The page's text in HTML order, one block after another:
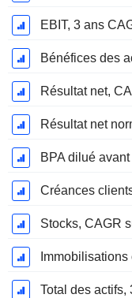
EBIT, 3 ans
Résultat net,
Résultat net
BPA dilué
Créances
Stocks, CAGR
Total des actifs,